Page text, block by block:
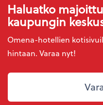
Haluatko
kaupungin
Omena-hotellien
hintaan. Varaa nyt!